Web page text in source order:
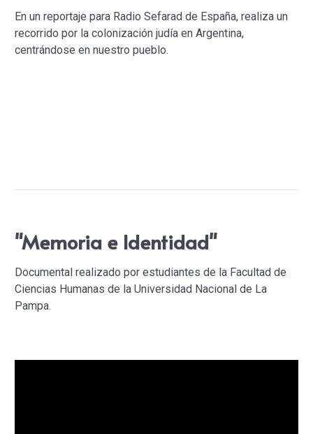
En un reportaje para Radio Sefarad de España, realiza un
recorrido por la colonización judía en Argentina,
centrándose en nuestro pueblo.
"Memoria e Identidad"
Documental realizado por estudiantes de la Facultad de
Ciencias Humanas de la Universidad Nacional de La
Pampa.